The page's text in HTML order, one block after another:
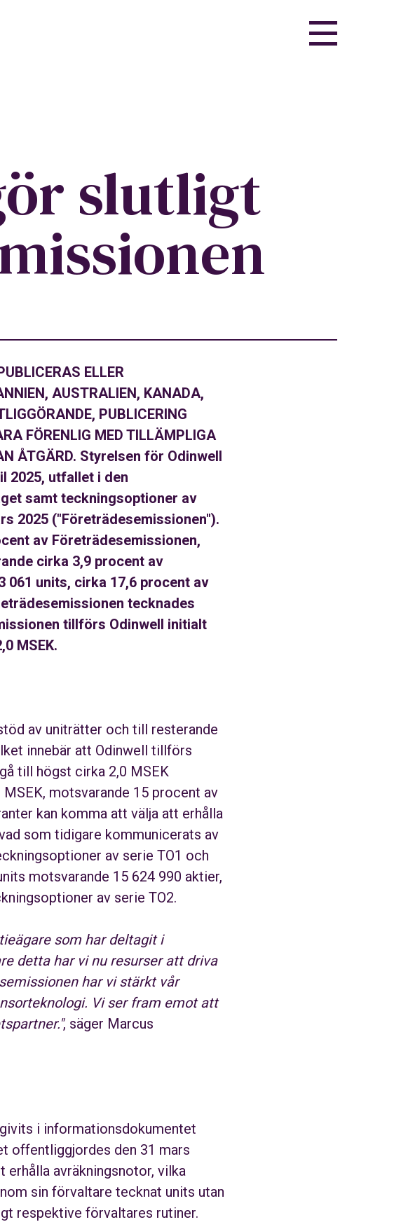
slutligt
ELLER
AUSTRALIEN, KANADA,
PUBLICERING
FÖRENLIG MED TILLÄMPLIGA
ÅTGÄRD. Styrelsen för Odinwell
2025, utfallet i den
samt teckningsoptioner av
2025 ("Företrädesemissionen").
av Företrädesemissionen,
cirka 3,9 procent av
units, cirka 17,6 procent av
tecknades
tillförs Odinwell initialt
MSEK.
av uniträtter och till resterande
innebär att Odinwell tillförs
till högst cirka 2,0 MSEK
motsvarande 15 procent av
kan komma att välja att erhålla
som tidigare kommunicerats av
av serie TO1 och
motsvarande 15 624 990 aktier,
av serie TO2.
som har deltagit i
detta har vi nu resurser att driva
har vi stärkt vår
Vi ser fram emot att
, säger Marcus
i informationsdokumentet
offentliggjordes den 31 mars
avräkningsnotor, vilka
sin förvaltare tecknat units utan
respektive förvaltares rutiner.